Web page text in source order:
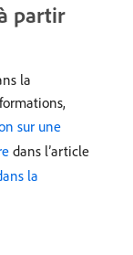
partir
la
sur une
dans l’article
la